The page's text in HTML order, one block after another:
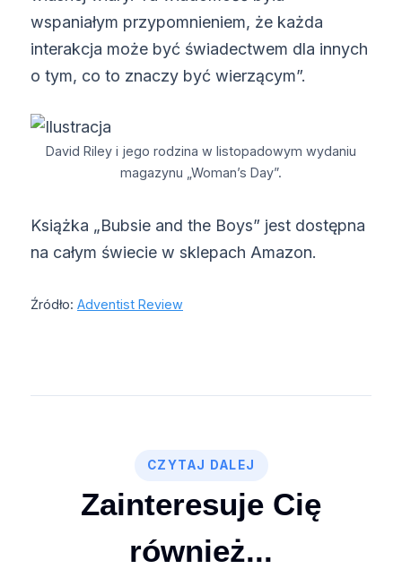
wspaniałym przypomnieniem, że każda
interakcja może być świadectwem dla innych
o tym, co to znaczy być wierzącym”.
David Riley i jego rodzina w listopadowym wydaniu
magazynu „Woman’s Day”.
Książka „Bubsie and the Boys” jest dostępna
na całym świecie w sklepach Amazon.
Źródło: Adventist Review
CZYTAJ DALEJ
Zainteresuje Cię
również...